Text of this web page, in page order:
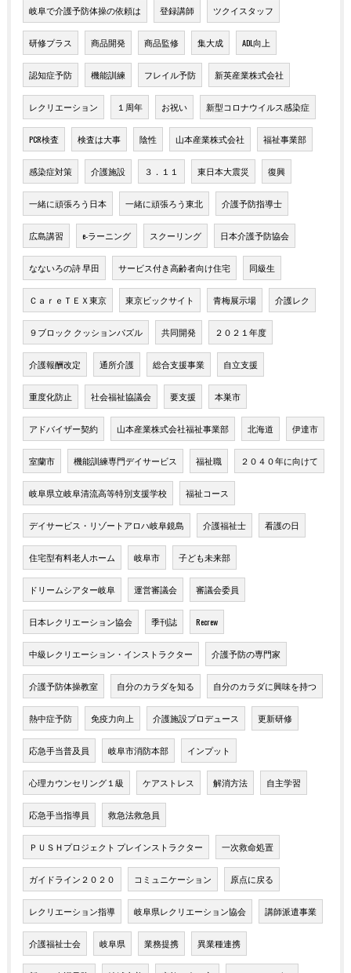
岐阜で介護予防体操の依頼は 登録講師 ツクイスタッフ
研修プラス 商品開発 商品監修 集大成 ADL向上
認知症予防 機能訓練 フレイル予防 新英産業株式会社
レクリエーション １周年 お祝い 新型コロナウイルス感染症
PCR検査 検査は大事 陰性 山本産業株式会社 福祉事業部
感染症対策 介護施設 ３．１１ 東日本大震災 復興
一緒に頑張ろう日本 一緒に頑張ろう東北 介護予防指導士
広島講習 e-ラーニング スクーリング 日本介護予防協会
なないろの詩 早田 サービス付き高齢者向け住宅 同級生
ＣａｒｅＴＥＸ東京 東京ビックサイト 青梅展示場 介護レク
９ブロック クッションパズル 共同開発 ２０２１年度
介護報酬改定 通所介護 総合支援事業 自立支援
重度化防止 社会福祉協議会 要支援 本巣市
アドバイザー契約 山本産業株式会社福祉事業部 北海道 伊達市
室蘭市 機能訓練専門デイサービス 福祉職 ２０４０年に向けて
岐阜県立岐阜清流高等特別支援学校 福祉コース
デイサービス・リゾートアロハ岐阜鏡島 介護福祉士 看護の日
住宅型有料老人ホーム 岐阜市 子ども未来部
ドリームシアター岐阜 運営審議会 審議会委員
日本レクリエーション協会 季刊誌 Recrew
中級レクリエーション・インストラクター 介護予防の専門家
介護予防体操教室 自分のカラダを知る 自分のカラダに興味を持つ
熱中症予防 免疫力向上 介護施設プロデュース 更新研修
応急手当普及員 岐阜市消防本部 インプット
心理カウンセリング１級 ケアストレス 解消方法 自主学習
応急手当指導員 救急法救急員
ＰＵＳＨプロジェクト プレインストラクター 一次救命処置
ガイドライン２０２０ コミュニケーション 原点に戻る
レクリエーション指導 岐阜県レクリエーション協会 講師派遣事業
介護福祉士会 岐阜県 業務提携 異業種連携